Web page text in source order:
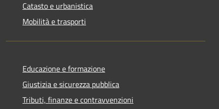
Catasto e urbanistica
Mobilità e trasporti
Educazione e formazione
Giustizia e sicurezza pubblica
Tributi, finanze e contravvenzioni